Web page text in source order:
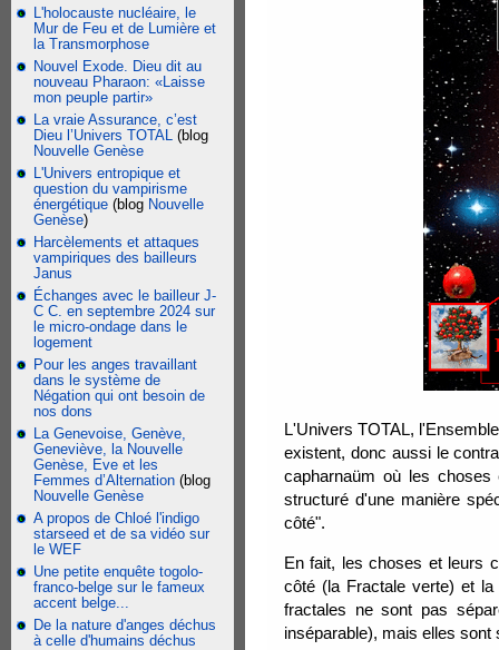
L'holocauste nucléaire, le
Mur de Feu et de Lumière et
la Transmorphose
Nouvel Exode. Dieu dit au
nouveau Pharaon: «Laisse
mon peuple partir»
La vraie Assurance, c’est
Dieu l’Univers TOTAL (blog
Nouvelle Genèse
L'Univers entropique et
question du vampirisme
énergétique (blog Nouvelle
Genèse)
Harcèlements et attaques
vampiriques des bailleurs
Janus
Échanges avec le bailleur J-
C C. en septembre 2024 sur
le micro-ondage dans le
logement
Pour les anges travaillant
dans le système de
Négation qui ont besoin de
nos dons
La Genevoise, Genève,
Geneviève, la Nouvelle
Genèse, Eve et les
Femmes d’Alternation (blog
Nouvelle Genèse
A propos de Chloé l'indigo
starseed et de sa vidéo sur
le WEF
Une petite enquête togolo-
franco-belge sur le fameux
accent belge...
De la nature d'anges déchus
à celle d'humains déchus
L'Univers TOTAL,
existent, donc aussi le
capharnaüm où les choses
structuré d'une manière
côté".
En fait, les choses et leurs
côté (la Fractale verte) et la
fractales ne sont pas
inséparable), mais elles